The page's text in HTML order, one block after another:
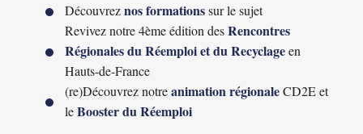
Découvreznos formationssur le sujet
Revivez notre 4ème édition desRencontres
Régionales du Réemploi et du Recyclageen
Hauts-de-France
(re)Découvrez notreanimation régionaleCD2E et
leBooster du Réemploi